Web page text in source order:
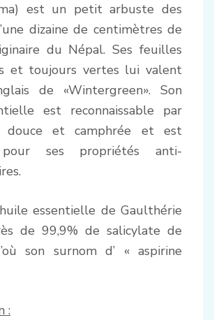
est un petit arbuste des
dizaine de centimètres de
du Népal. Ses feuilles
et toujours vertes lui valent
de «Wintergreen». Son
est reconnaissable par
douce et camphrée et est
pour ses propriétés anti-
essentielle de Gaulthérie
de 99,9% de salicylate de
son surnom d’ « aspirine
: